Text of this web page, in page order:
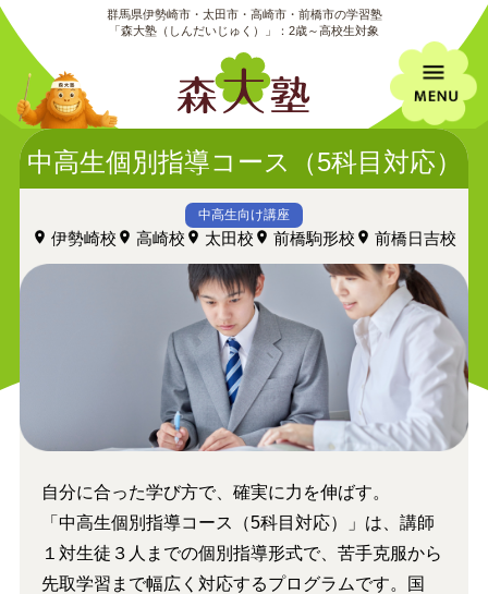
群馬県伊勢崎市・太田市・高崎市・前橋市の学習塾
「森大塾（しんだいじゅく）」：2歳～高校生対象
中高生個別指導コース（5科目対応）
中高生向け講座
伊勢崎校 高崎校 太田校 前橋駒形校 前橋日吉校
自分に合った学び方で、確実に力を伸ばす。
「中高生個別指導コース（5科目対応）」は、講師
１対生徒３人までの個別指導形式で、苦手克服から
先取学習まで幅広く対応するプログラムです。国